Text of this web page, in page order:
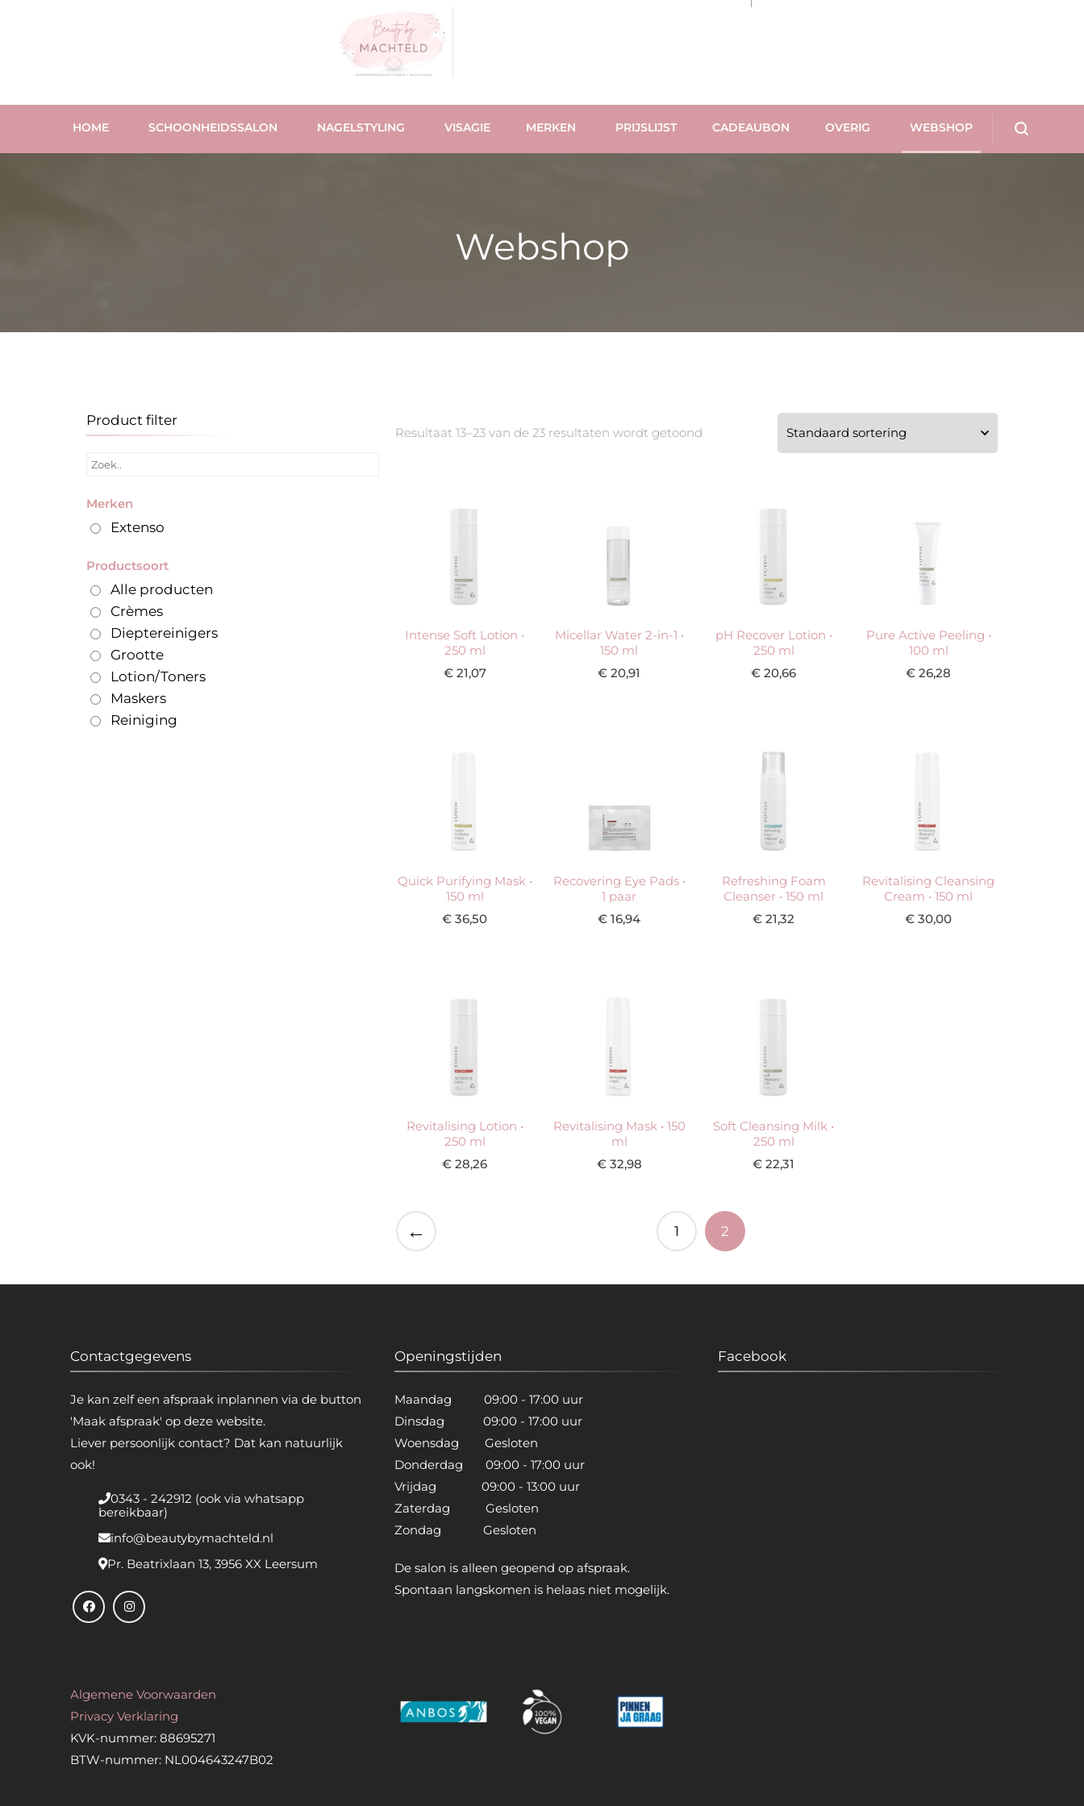
HOME SCHOONHEIDSSALON NAGELSTYLING VISAGIE MERKEN PRIJSLIJST CADEAUBON OVERIG WEBSHOP
Webshop
Product filter
Merken
Extenso
Productsoort
Alle producten
Crèmes
Dieptereinigers
Grootte
Lotion/Toners
Maskers
Reiniging
Resultaat 13–23 van de 23 resultaten wordt getoond
Intense Soft Lotion •
250 ml
€21,07
Micellar Water 2-in-1 •
150 ml
€ 20,91
pH Recover Lotion •
250 ml
€ 20,66
Pure Active Peeling •
100 ml
€ 26,28
Quick Purifying Mask •
150 ml
€ 36,50
Recovering Eye Pads •
1 paar
€ 16,94
Refreshing Foam
Cleanser • 150 ml
€ 21,32
Revitalising Cleansing
Cream • 150 ml
€ 30,00
Revitalising Lotion •
250 ml
€ 28,26
Revitalising Mask • 150
ml
€32,98
Soft Cleansing Milk •
250 ml
€ 22,31
← 1 2
Contactgegevens
Je kan zelf een afspraak inplannen via de button
'Maak afspraak' op deze website.
Liever persoonlijk contact? Dat kan natuurlijk
ook!
0343 - 242912 (ook via whatsapp
bereikbaar)
info@beautybymachteld.nl
Pr. Beatrixlaan 13, 3956 XX Leersum
Algemene Voorwaarden
Privacy Verklaring
KVK-nummer: 88695271
BTW-nummer: NL004643247B02
Openingstijden
Maandag 09:00 - 17:00 uur
Dinsdag 09:00 - 17:00 uur
Woensdag Gesloten
Donderdag 09:00 - 17:00 uur
Vrijdag 09:00 - 13:00 uur
Zaterdag Gesloten
Zondag Gesloten
De salon is alleen geopend op afspraak.
Spontaan langskomen is helaas niet mogelijk.
Facebook